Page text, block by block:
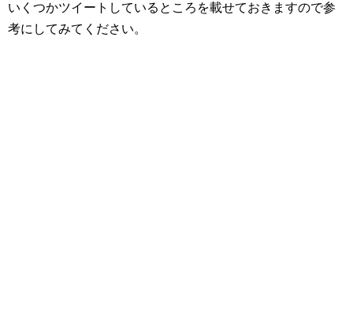
いくつかツイートしているところを載せておきますので参
考にしてみてください。